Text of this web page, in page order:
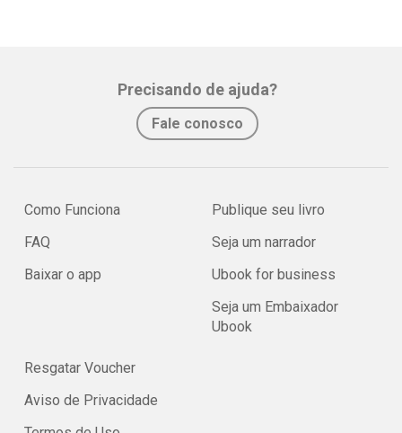
Precisando de ajuda?
Fale conosco
Como Funciona
FAQ
Baixar o app
Publique seu livro
Seja um narrador
Ubook for business
Seja um Embaixador
Ubook
Resgatar Voucher
Aviso de Privacidade